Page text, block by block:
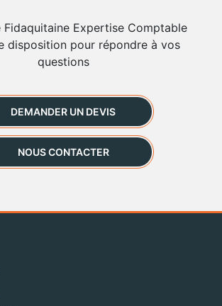
Fidaquitaine Expertise Comptable
disposition pour répondre à vos
questions
DEMANDER UN DEVIS
NOUS CONTACTER